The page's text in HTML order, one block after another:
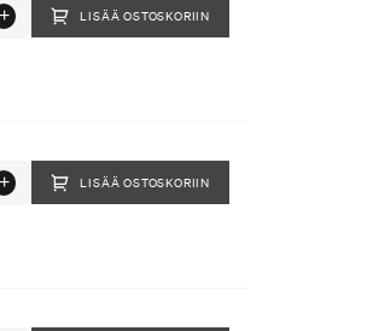
LISÄÄ OSTOSKORIIN
LISÄÄ OSTOSKORIIN